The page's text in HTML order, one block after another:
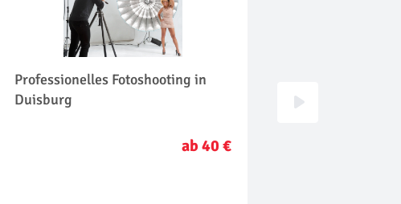
Professionelles Fotoshooting in
Duisburg
ab 40 €